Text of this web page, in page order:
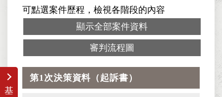
可點選案件歷程，檢視各階段的內容
顯示全部案件資料
審判流程圖
基
第1次決策資料（起訴書）